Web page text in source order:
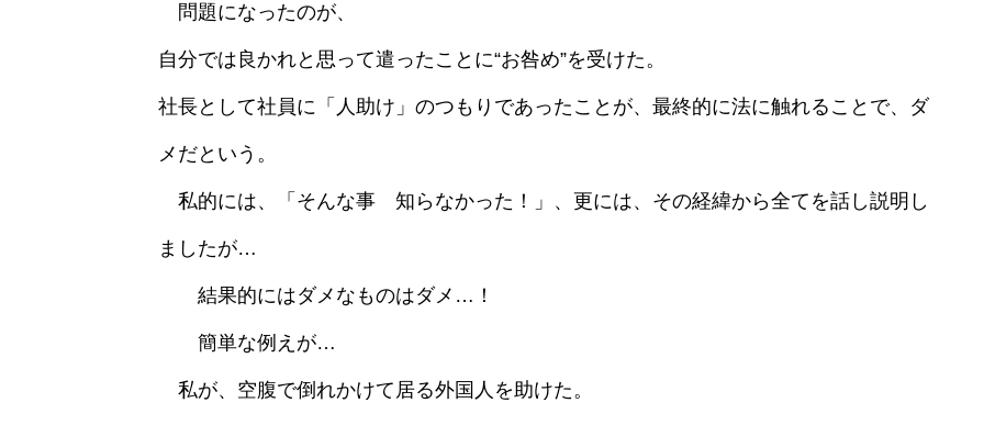
問題になったのが、
自分では良かれと思って遣ったことに“お咎め”を受けた。
社長として社員に「人助け」のつもりであったことが、最終的に法に触れることで、ダ
メだという。
私的には、「そんな事 知らなかった！」、更には、その経緯から全てを話し説明し
ましたが…
結果的にはダメなものはダメ…！
簡単な例えが…
私が、空腹で倒れかけて居る外国人を助けた。